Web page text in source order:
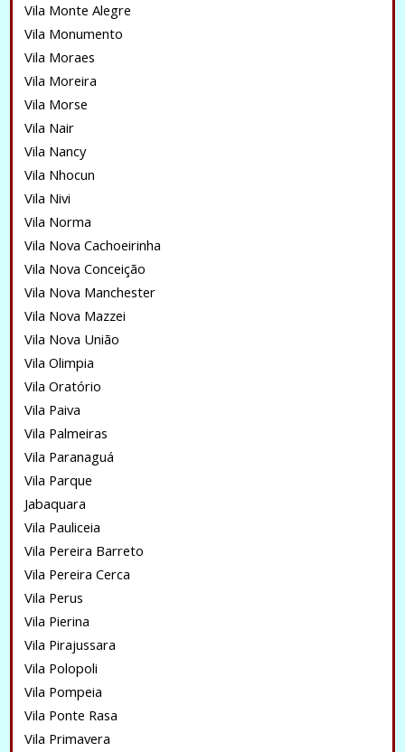
Vila Monte Alegre
Vila Monumento
Vila Moraes
Vila Moreira
Vila Morse
Vila Nair
Vila Nancy
Vila Nhocun
Vila Nivi
Vila Norma
Vila Nova Cachoeirinha
Vila Nova Conceição
Vila Nova Manchester
Vila Nova Mazzei
Vila Nova União
Vila Olimpia
Vila Oratório
Vila Paiva
Vila Palmeiras
Vila Paranaguá
Vila Parque
Jabaquara
Vila Pauliceia
Vila Pereira Barreto
Vila Pereira Cerca
Vila Perus
Vila Pierina
Vila Pirajussara
Vila Polopoli
Vila Pompeia
Vila Ponte Rasa
Vila Primavera